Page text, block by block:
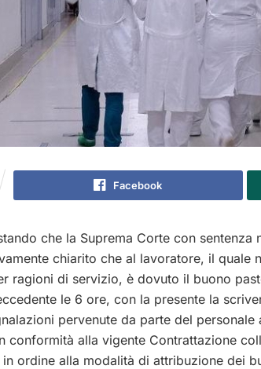
Facebook
che la Suprema Corte con
chiarito che al lavoratore, il quale
ragioni di servizio, è dovuto il buono
le 6 ore, con la presente la
pervenute da parte del
conformità alla vigente Contrattazione
ordine alla modalità di attribuzione dei